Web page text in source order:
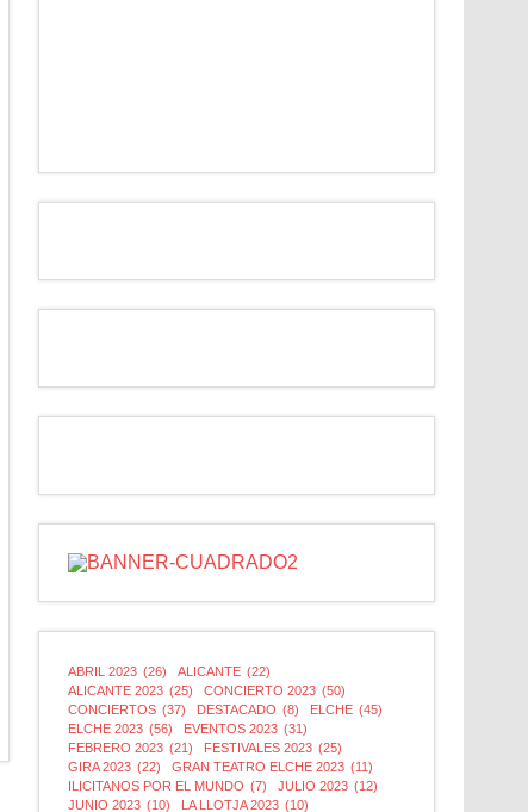
ABRIL 2023 (26) ALICANTE (22)
ALICANTE 2023 (25) CONCIERTO 2023 (50)
CONCIERTOS (37) DESTACADO (8) ELCHE (45)
ELCHE 2023 (56) EVENTOS 2023 (31)
FEBRERO 2023 (21) FESTIVALES 2023 (25)
GIRA 2023 (22) GRAN TEATRO ELCHE 2023 (11)
ILICITANOS POR EL MUNDO (7) JULIO 2023 (12)
JUNIO 2023 (10) LA LLOTJA 2023 (10)